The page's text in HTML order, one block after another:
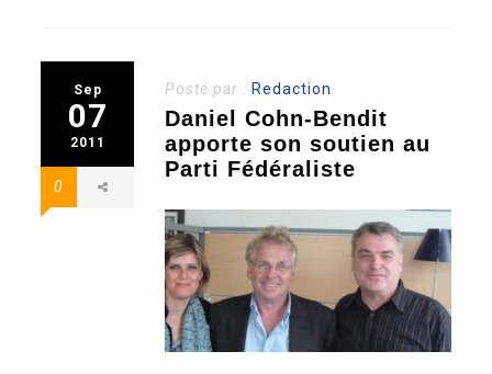
Sep
07
2011
0
Posté par : Redaction
Daniel Cohn-Bendit
apporte son soutien au
Parti Fédéraliste